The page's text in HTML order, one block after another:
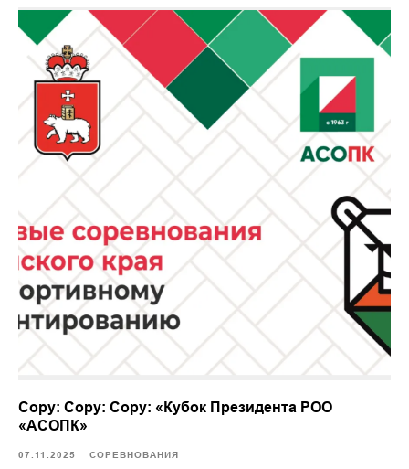
Copy: Copy: Copy: «Кубок Президента РОО
«АСОПК»
07.11.2025 СОРЕВНОВАНИЯ